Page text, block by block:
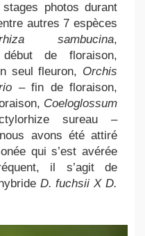
photos durant
autres 7 espèces
sambucina,
de floraison,
seul fleuron, Orchis
– fin de floraison,
Coeloglossum
sureau –
avons été attiré
qui s’est avérée
il s’agit de
D. fuchsii X D.